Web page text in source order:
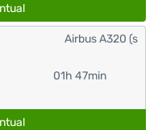
01h 47min
Airbus A320 (s